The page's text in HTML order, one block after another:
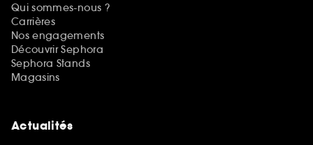
Qui sommes-nous ?
Carrières
Nos engagements
Découvrir Sephora
Sephora Stands
Magasins
Actualités